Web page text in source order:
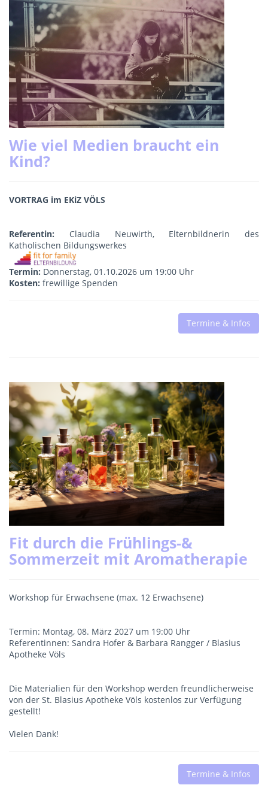
Wie viel Medien braucht ein
Kind?
VORTRAG im EKiZ VÖLS
Referentin: Claudia Neuwirth, Elternbildnerin des
Katholischen Bildungswerkes
Termin: Donnerstag, 01.10.2026 um 19:00 Uhr
Kosten: frewillige Spenden
Termine & Infos
Fit durch die Frühlings-&
Sommerzeit mit Aromatherapie
Workshop für Erwachsene (max. 12 Erwachsene)
Termin: Montag, 08. März 2027 um 19:00 Uhr
Referentinnen: Sandra Hofer & Barbara Rangger / Blasius
Apotheke Völs
Die Materialien für den Workshop werden freundlicherweise
von der St. Blasius Apotheke Völs kostenlos zur Verfügung
gestellt!
Vielen Dank!
Termine & Infos